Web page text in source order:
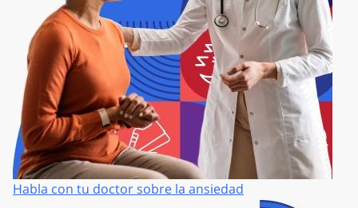
Habla con tu doctor sobre la ansiedad